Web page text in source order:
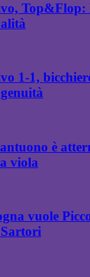
Top&Flop:
1-1,
è
viola
vuole